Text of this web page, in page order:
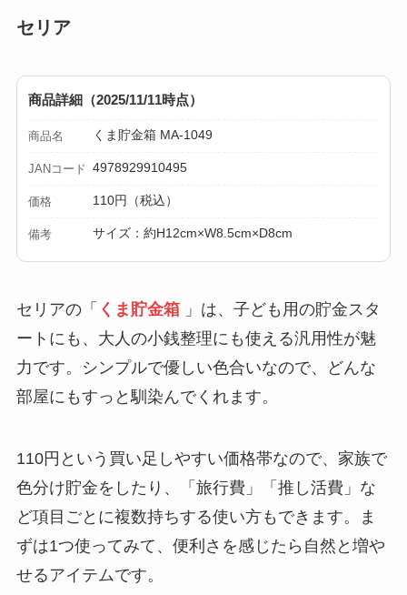
セリア
商品詳細（2025/11/11時点）
商品名 くま貯金箱 MA-1049
JANコード 4978929910495
価格 110円（税込）
備考 サイズ：約H12cm×W8.5cm×D8cm
セリアの「 くま貯金箱 」は、子ども用の貯金スタ
ートにも、大人の小銭整理にも使える汎用性が魅
力です。シンプルで優しい色合いなので、どんな
部屋にもすっと馴染んでくれます。
110円という買い足しやすい価格帯なので、家族で
色分け貯金をしたり、「旅行費」「推し活費」な
ど項目ごとに複数持ちする使い方もできます。ま
ずは1つ使ってみて、便利さを感じたら自然と増や
せるアイテムです。